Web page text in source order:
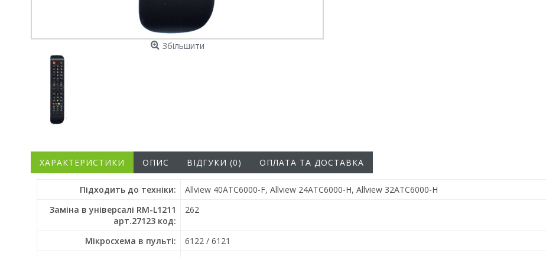
Збільшити
ХАРАКТЕРИСТИКИ ОПИС ВІДГУКИ (0) ОПЛАТА ТА ДОСТАВКА
Підходить до техніки:
Allview 40ATC6000-F, Allview 24ATC6000-H, Allview 32ATC6000-H
Заміна в універсалі RM-L1211
арт.27123 код:
262
Мікросхема в пульті:
6122 / 6121